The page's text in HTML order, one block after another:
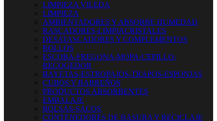
LIMPIEZA VILEDA
LIMPIEZA
AMBIENTADORES Y ABSORBE HUMEDAD
RASCADORES-LIMPIACRISTALES
DESATASCADORES Y COMPLEMENTOS
ROLLOS
ESCOBA-FREGONA-MOPA-CEPILLO-
RECOGEDOR
BAYETAS-ESTROPAJOS-TRAPOS-ESPONJAS
CUBOS Y BARREÑOS
PRODUCTOS ABSORBENTES
EMBALAJE
BOLSAS-SACOS
CONTENEDORES DE BASURA Y RECICLAJE